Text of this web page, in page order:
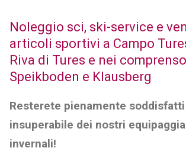
Noleggio sci, ski-service e
articoli sportivi a Campo
Riva di Tures e nei
Speikboden e Klausberg
Resterete pienamente
insuperabile dei nostri
invernali!